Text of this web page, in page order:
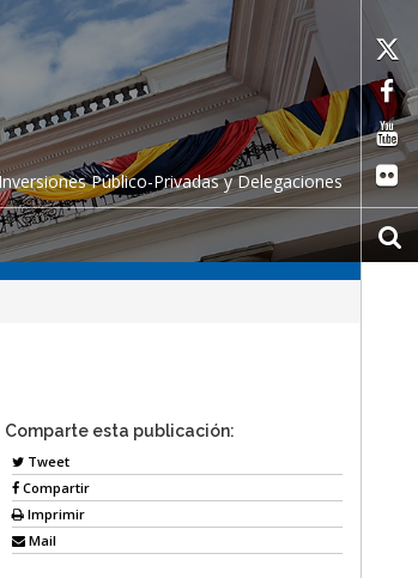
Público-Privadas y Delegaciones
Comparte esta publicación:
Tweet
Compartir
Imprimir
Mail